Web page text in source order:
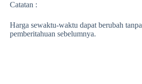
Catatan :
Harga sewaktu-waktu dapat berubah tanpa
pemberitahuan sebelumnya.